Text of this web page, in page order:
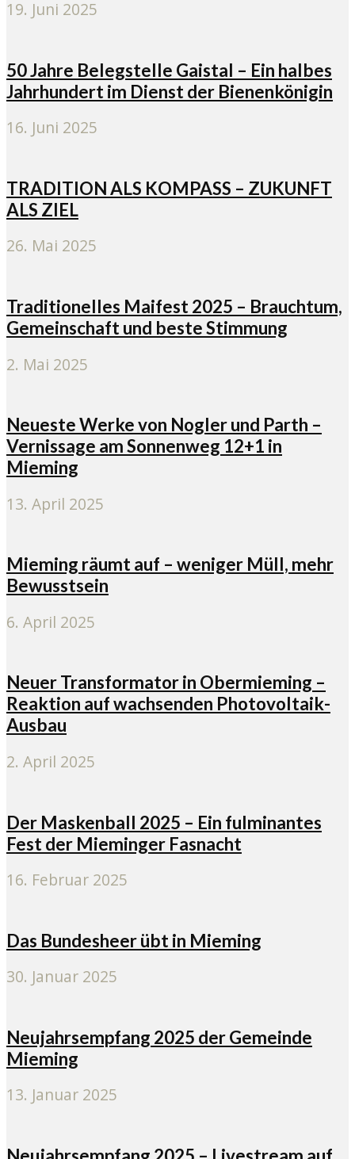
19. Juni 2025
50 Jahre Belegstelle Gaistal – Ein halbes
Jahrhundert im Dienst der Bienenkönigin
16. Juni 2025
TRADITION ALS KOMPASS – ZUKUNFT
ALS ZIEL
26. Mai 2025
Traditionelles Maifest 2025 – Brauchtum,
Gemeinschaft und beste Stimmung
2. Mai 2025
Neueste Werke von Nogler und Parth –
Vernissage am Sonnenweg 12+1 in
Mieming
13. April 2025
Mieming räumt auf – weniger Müll, mehr
Bewusstsein
6. April 2025
Neuer Transformator in Obermieming –
Reaktion auf wachsenden Photovoltaik-
Ausbau
2. April 2025
Der Maskenball 2025 – Ein fulminantes
Fest der Mieminger Fasnacht
16. Februar 2025
Das Bundesheer übt in Mieming
30. Januar 2025
Neujahrsempfang 2025 der Gemeinde
Mieming
13. Januar 2025